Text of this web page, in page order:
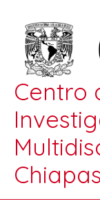
Centro